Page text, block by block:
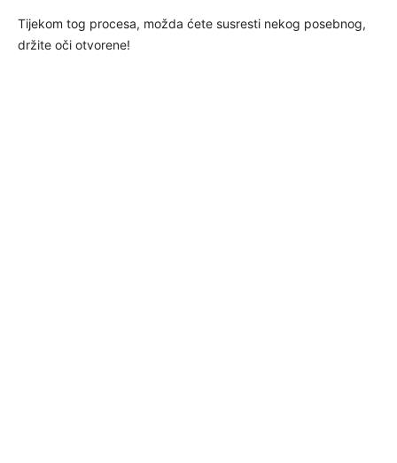
Tijekom tog procesa, možda ćete susresti nekog posebnog,
držite oči otvorene!